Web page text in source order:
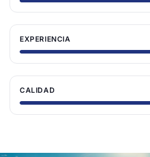
EXPERIENCIA
CALIDAD